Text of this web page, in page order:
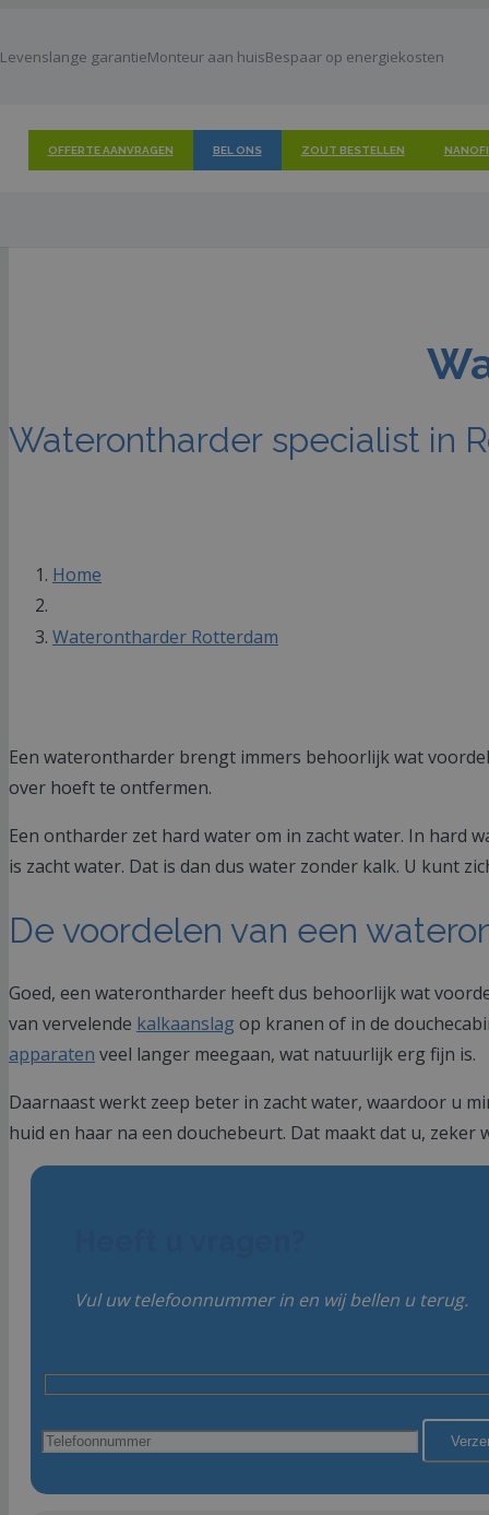
Levenslange garantieMonteur aan huisBespaar op energiekosten
OFFERTE AANVRAGEN BEL ONS ZOUT BESTELLEN
Waterontharder specialist in
Home
Waterontharder Rotterdam
Een waterontharder brengt immers behoorlijk wat
over hoeft te ontfermen.
Een ontharder zet hard water om in zacht water. In hard
is zacht water. Dat is dan dus water zonder kalk. U kunt
De voordelen van een
Goed, een waterontharder heeft dus behoorlijk wat
van vervelende kalkaanslag op kranen of in de
apparaten veel langer meegaan, wat natuurlijk erg fijn is.
Daarnaast werkt zeep beter in zacht water, waardoor u
huid en haar na een douchebeurt. Dat maakt dat u,
Vul uw telefoonnummer in en wij bellen u terug.